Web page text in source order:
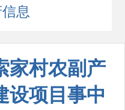
息
家村农副产
设项目事中